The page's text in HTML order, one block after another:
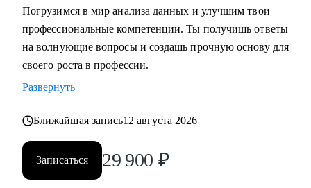
Погрузимся в мир анализа данных и улучшим твои
профессиональные компетенции. Ты получишь ответы
на волнующие вопросы и создашь прочную основу для
своего роста в профессии.
Развернуть
Ближайшая запись12 августа 2026
Записаться 29 900 ₽